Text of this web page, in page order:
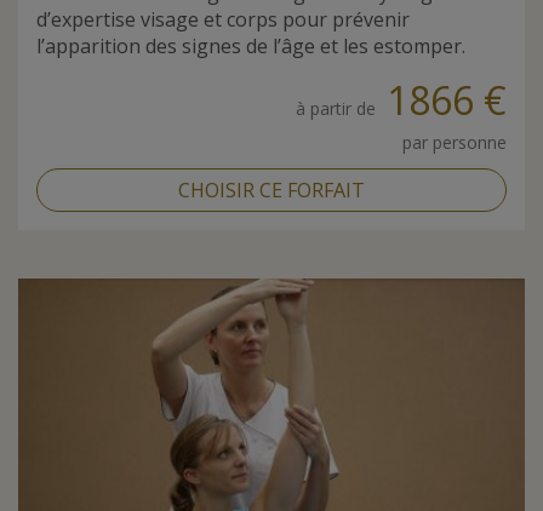
d’expertise visage et corps pour prévenir
l’apparition des signes de l’âge et les estomper.
à partir de 1866 €
par personne
CHOISIR CE FORFAIT